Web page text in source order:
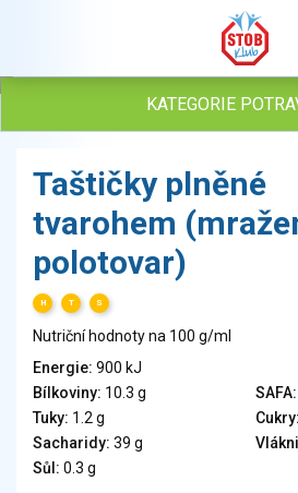
KATEGORIE
Vejce
Mléko
Sýry
Veganské a vegetariánské výrobky
Tuky
Obiloviny, mouka, cereální výrobky
Chléb, pečivo, křehké chleby,
Přílohy
Ovoce
Ořechy, semena
Taštičky plněné
tvarohem
polotovar)
H T S
Nutriční hodnoty na 100 g/ml
Energie: 900 kJ
Bílkoviny: 10.3 g SAFA:
Tuky: 1.2 g Cukry:
Sacharidy: 39 g
Sůl: 0.3 g